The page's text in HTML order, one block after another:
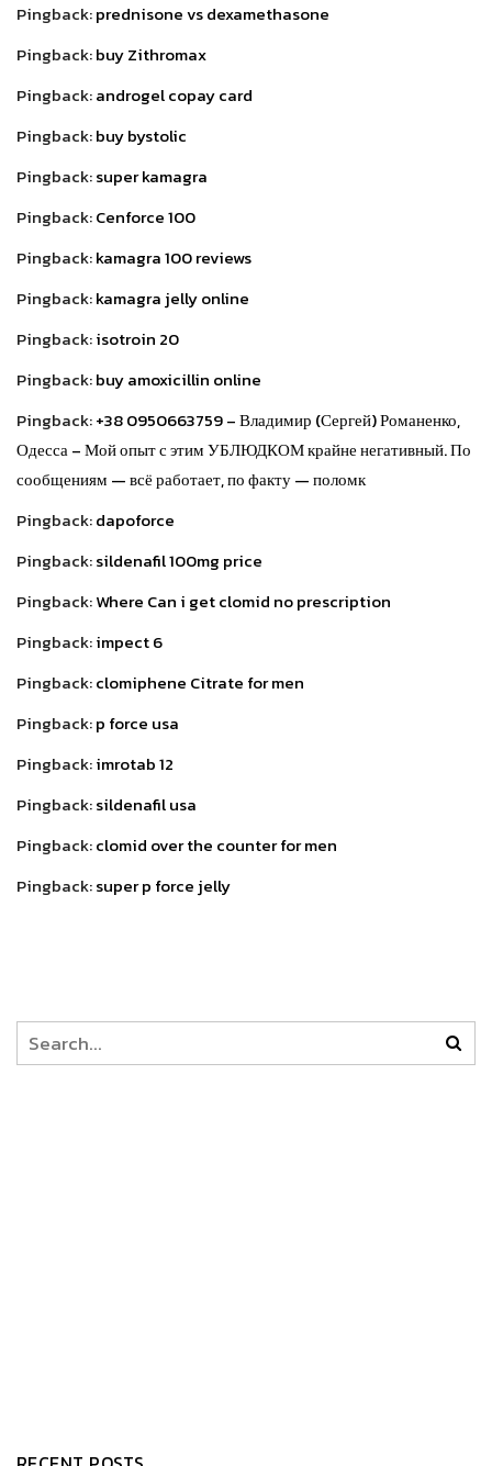
Pingback:prednisone vs dexamethasone
Pingback:buy Zithromax
Pingback:androgel copay card
Pingback:buy bystolic
Pingback:super kamagra
Pingback:Cenforce 100
Pingback:kamagra 100 reviews
Pingback:kamagra jelly online
Pingback:isotroin 20
Pingback:buy amoxicillin online
Pingback:+38 0950663759 – Владимир (Сергей) Романенко,
Одесса – Мой опыт с этим УБЛЮДКОМ крайне негативный. По
сообщениям — всё работает, по факту — поломк
Pingback:dapoforce
Pingback:sildenafil 100mg price
Pingback:Where Can i get clomid no prescription
Pingback:impect 6
Pingback:clomiphene Citrate for men
Pingback:p force usa
Pingback:imrotab 12
Pingback:sildenafil usa
Pingback:clomid over the counter for men
Pingback:super p force jelly